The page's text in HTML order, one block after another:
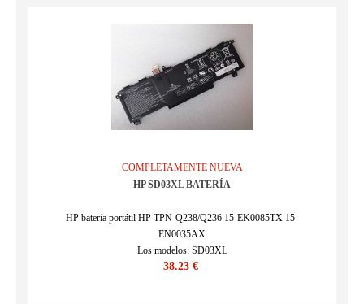
COMPLETAMENTE NUEVA
HP SD03XL BATERÍA
HP batería portátil HP TPN-Q238/Q236 15-EK0085TX 15-
EN0035AX
Los modelos: SD03XL
SKU : 25KK1393H
38.23 €